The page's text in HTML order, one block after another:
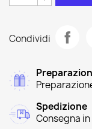
Condividi
Spedizione
Consegna